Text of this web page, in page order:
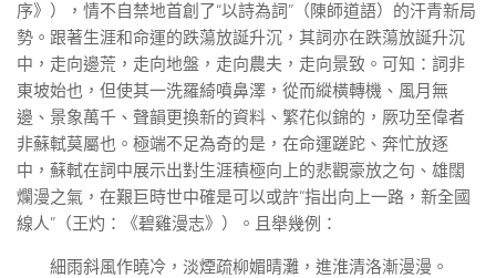
序》），情不自禁地首創了“以詩為詞”（陳師道語）的汗青新局
勢。跟著生涯和命運的跌蕩放誕升沉，其詞亦在跌蕩放誕升沉
中，走向邊荒，走向地盤，走向農夫，走向景致。可知：詞非
東坡始也，但使其一洗羅綺噴鼻澤，從而縱橫轉機、風月無
邊、景象萬千、聲韻更換新的資料、繁花似錦的，厥功至偉者
非蘇軾莫屬也。極端不足為奇的是，在命運蹉跎、奔忙放逐
中，蘇軾在詞中展示出對生涯積極向上的悲觀豪放之句、雄闊
爛漫之氣，在艱巨時世中確是可以或許“指出向上一路，新全國
線人”（王灼：《碧雞漫志》）。且舉幾例：
細雨斜風作曉冷，淡煙疏柳媚晴灘，進淮清洛漸漫漫。